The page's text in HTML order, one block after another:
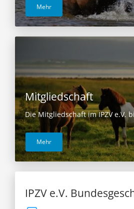
Mehr
Mitgliedschaft
Die Mitgliedschaft im IPZV e.V.
Mehr
IPZV e.V.